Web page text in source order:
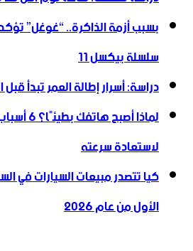
بسبب أزمة الذاكرة.. “غوغل”
سلسلة بيكسل 11
دراسة: أسرار إطالة العمر تبدأ قبل
لاستعادة سرعته
كيا تتصدر مبيعات السيارات في
الأول من عام 2026